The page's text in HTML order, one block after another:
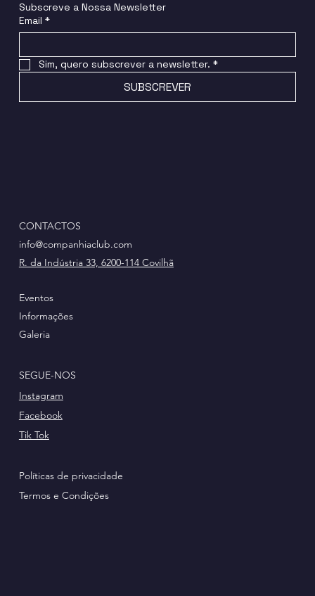
Subscreve a Nossa Newsletter
Email *
Sim, quero subscrever a newsletter. *
SUBSCREVER
Eventos
Informações
Galeria
SEGUE-NOS
Instagram
Facebook
Tik Tok
Políticas de privacidade
Termos e Condições
CONTACTOS
info@companhiaclub.com
R. da Indústria 33, 6200-114 Covilhã